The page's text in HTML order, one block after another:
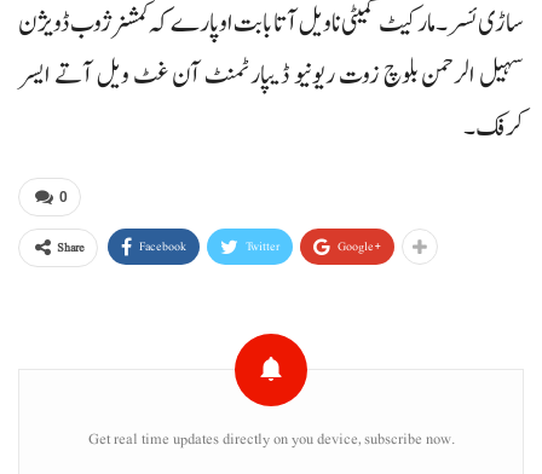
ساڑی ئسر۔ مارکیٹ کمیٹی نا ویل آتا بابت او پارے کہ کمشنر ژوب ڈویژن
سہیل الرحمن بلوچ زوت ریونیو ڈیپارٹمنٹ آن غٹ ویل آتے ایسر
کرفک۔
0
Share Facebook Twitter Google+
Get real time updates directly on you device, subscribe now.